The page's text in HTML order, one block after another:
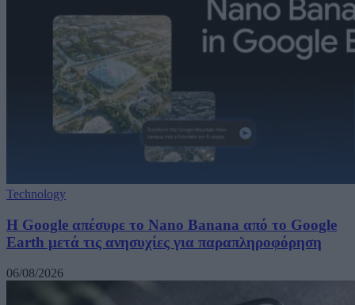
Technology
Η Google απέσυρε το Nano Banana από το Google
Earth μετά τις ανησυχίες για παραπληροφόρηση
06/08/2026